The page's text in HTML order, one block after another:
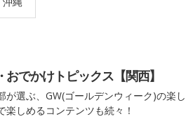
おでかけトピックス【関西】
が選ぶ、GW(ゴールデンウィーク)の楽し
楽しめるコンテンツも続々！